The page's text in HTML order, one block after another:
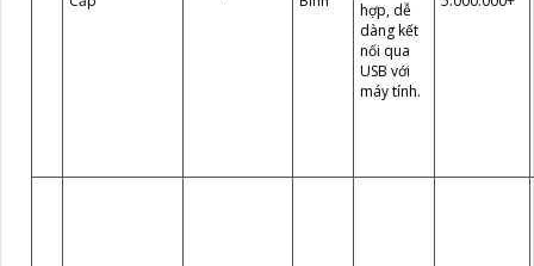
hợp, dễ
dàng kết
nối qua
USB với
máy tính.